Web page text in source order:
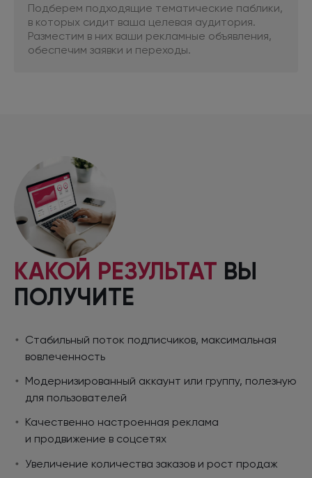
Подберем подходящие тематические паблики,
в которых сидит ваша целевая аудитория.
Разместим в них ваши рекламные объявления,
обеспечим заявки и переходы.
КАКОЙ РЕЗУЛЬТАТ ВЫ
ПОЛУЧИТЕ
Стабильный поток подписчиков, максимальная
вовлеченность
Модернизированный аккаунт или группу, полезную
для пользователей
Качественно настроенная реклама
и продвижение в соцсетях
Увеличение количества заказов и рост продаж